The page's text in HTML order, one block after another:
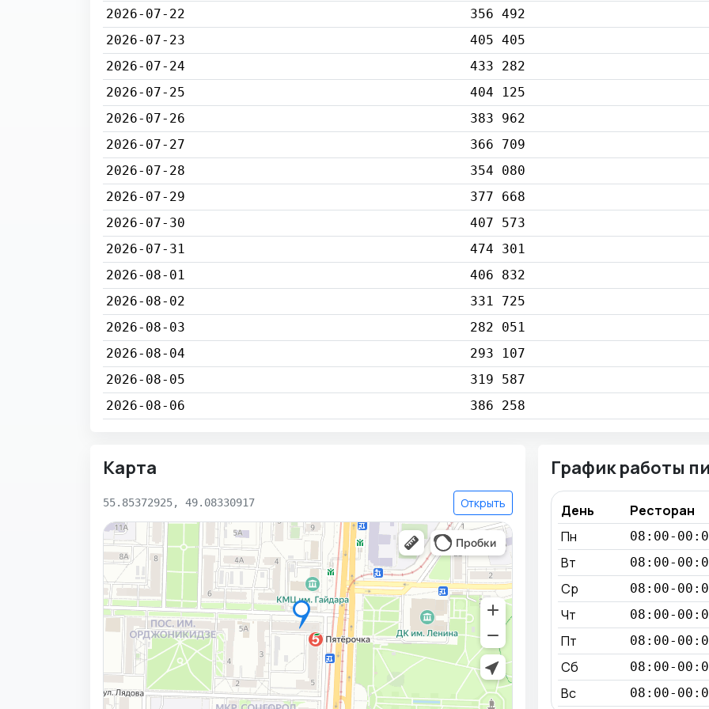
2026-07-22
356 492
2026-07-23
405 405
2026-07-24
433 282
2026-07-25
404 125
2026-07-26
383 962
2026-07-27
366 709
2026-07-28
354 080
2026-07-29
377 668
2026-07-30
407 573
2026-07-31
474 301
2026-08-01
406 832
2026-08-02
331 725
2026-08-03
282 051
2026-08-04
293 107
2026-08-05
319 587
2026-08-06
386 258
Карта
55.85372925, 49.08330917 Открыть
График работы
День
Ресторан
Пн
08:00-
Вт 08:00-
Ср 08:00-
Чт 08:00-
Пт 08:00-
Сб 08:00-
Вс 08:00-